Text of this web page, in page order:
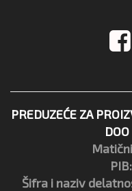
PREDUZEĆE ZA
PIB:
Šifra i naziv